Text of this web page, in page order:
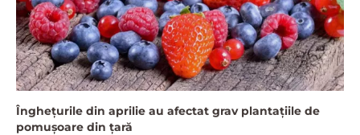
Înghețurile din aprilie au afectat grav plantațiile de
pomușoare din țară